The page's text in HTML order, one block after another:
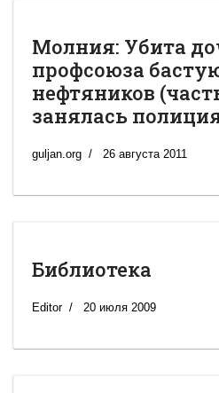
Молния: Убита
профсоюза
нефтяников
занялась
guljan.org 26 августа 2011
Библиотека
Editor 20 июля 2009